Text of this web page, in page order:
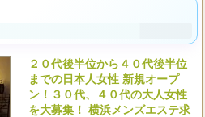
２０代後半位から４０代後半位
までの日本人女性 新規オープ
ン！３０代、４０代の大人女性
を大募集！ 横浜メンズエステ求